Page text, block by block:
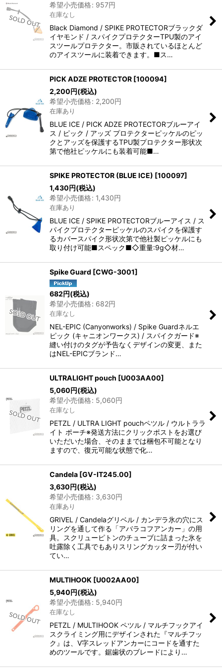
希望小売価格: 957円
在庫なし
Black Diamond / SPIKE PROTECTORブラックダ
イヤモンド / スパイクプロテクターTPU製のアイ
スツールプロテクター。市販されているほとんど
のアイスツールに装着できます。■ス…
PICK ADZE PROTECTOR [100094]
2,200円(税込)
希望小売価格: 2,200円
在庫あり
BLUE ICE / PICK ADZE PROTECTORブルーアイ
ス / ピック / アッズ プロテクターピッケルのピッ
クとアッズを保護するTPU製プロテクター形状次
第で他社ピッケルにも装着可能■…
SPIKE PROTECTOR (BLUE ICE) [100097]
1,430円(税込)
希望小売価格: 1,430円
在庫あり
BLUE ICE / SPIKE PROTECTORブルーアイス / ス
パイクプロテクターピッケルのスパイクを保護す
るカバースパイク形状次第で他社製ピッケルにも
取り付け可能■スペック■◇重量:9g◇材…
Spike Guard [CWG-3001]
682円(税込)
希望小売価格: 682円
在庫なし
NEL-EPIC (Canyonworks) / Spike Guardネルエ
ピック (キャニオンワークス) / スパイクガード※
縫い付けのタグが予告なくデザインの変更、また
はNEL-EPICブランド…
ULTRALIGHT pouch [U003AA00]
5,060円(税込)
希望小売価格: 5,060円
在庫なし
PETZL / ULTRA LIGHT pouchペツル / ウルトララ
イト ポーチ※発送方法にクリックポストをお選び
いただいた場合、そのままでは梱包不可能となり
ますので、復元可能な状態で化…
Candela [GV-IT245.00]
3,630円(税込)
希望小売価格: 3,630円
在庫あり
GRIVEL / Candelaグリベル / カンデラ氷の穴にス
リングを通して作る「アバラコフアンカー」の用
具。スクリューピトンのチューブに詰まった氷を
吐露除く工具でもありスリングカッター刃が付い
てい…
MULTIHOOK [U002AA00]
5,940円(税込)
希望小売価格: 5,940円
在庫なし
PETZL / MULTIHOOK ペツル / マルチフックアイ
スクライミング用にデザインされた『マルチフッ
ク』は、V字スレッドアンカーにコードを通すた
めのツールです。鋸歯状のブレードにより…